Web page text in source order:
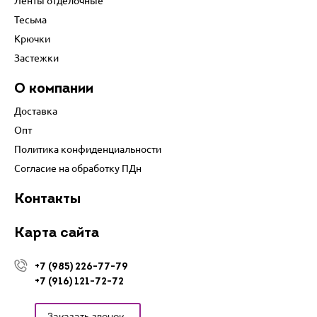
Тесьма
Крючки
Застежки
О компании
Доставка
Опт
Политика конфиденциальности
Согласие на обработку ПДн
Контакты
Карта сайта
+7 (985) 226-77-79
+7 (916) 121-72-72